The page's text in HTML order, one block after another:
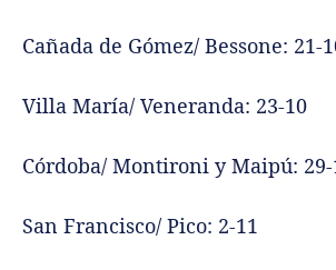
Cañada de Gómez/ Bessone: 21-
Villa María/ Veneranda: 23-10
Córdoba/ Montironi y Maipú: 29-
San Francisco/ Pico: 2-11